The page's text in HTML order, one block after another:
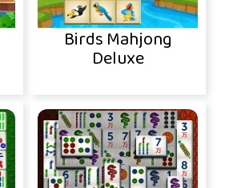
Birds Mahjong
Deluxe